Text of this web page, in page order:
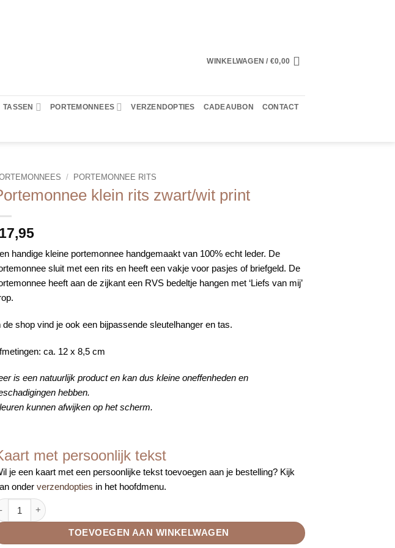
WINKELWAGEN / €0,00
TASSEN PORTEMONNEES VERZENDOPTIES CADEAUBON CONTACT
/ PORTEMONNEE RITS
klein rits zwart/wit print
17,95
handige kleine portemonnee handgemaakt van 100% echt leder. De
sluit met een rits en heeft een vakje voor pasjes of briefgeld. De
heeft aan de zijkant een RVS bedeltje hangen met ‘Liefs van mij’
de shop vind je ook een bijpassende sleutelhanger en tas.
ca. 12 x 8,5 cm
is een natuurlijk product en kan dus kleine oneffenheden en
hebben.
kunnen afwijken op het scherm.
met persoonlijk tekst
je een kaart met een persoonlijke tekst toevoegen aan je bestelling? Kijk
onder verzendopties in het hoofdmenu.
klein rits zwart/wit print aantal
TOEVOEGEN AAN WINKELWAGEN